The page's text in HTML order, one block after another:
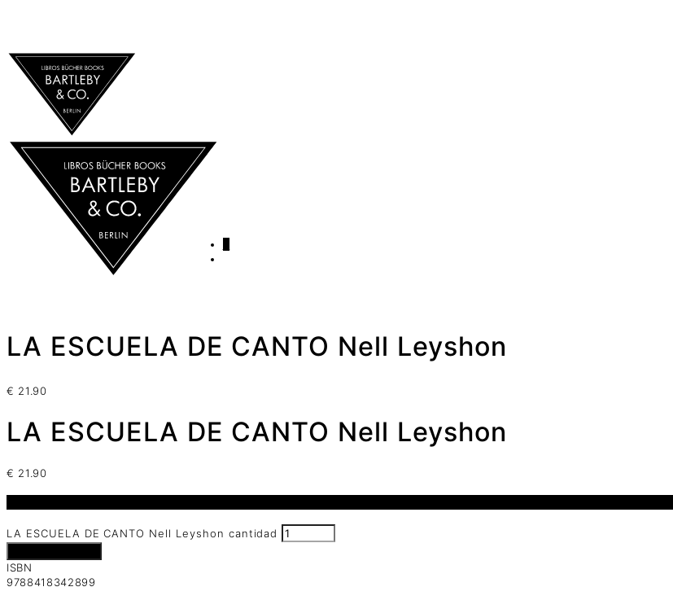
LA ESCUELA DE CANTO Nell Leyshon
€ 21.90
LA ESCUELA DE CANTO Nell Leyshon
€ 21.90
LA ESCUELA DE CANTO Nell Leyshon cantidad
ISBN
9788418342899